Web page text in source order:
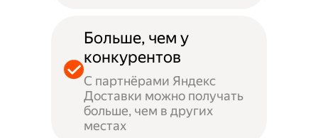
Больше, чем у
конкурентов
С партнёрами Яндекс
Доставки можно получать
больше, чем в других
местах